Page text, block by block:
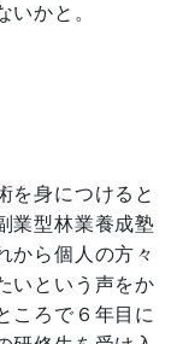
いかと。
を身につけると
業型林業養成塾
から個人の方々
いという声をか
ころで６年目に